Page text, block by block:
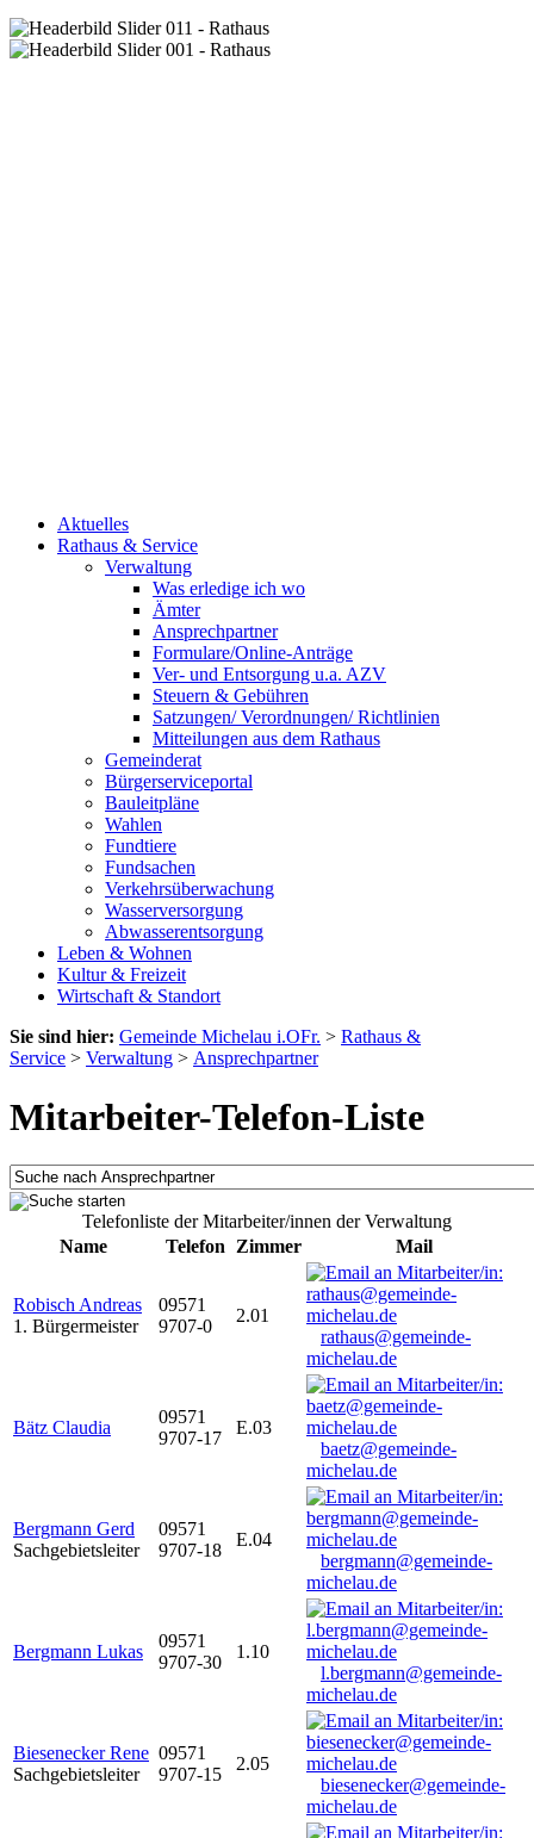
Aktuelles
Rathaus & Service
Verwaltung
Was erledige ich wo
Ämter
Ansprechpartner
Formulare/Online-Anträge
Ver- und Entsorgung u.a. AZV
Steuern & Gebühren
Satzungen/ Verordnungen/ Richtlinien
Mitteilungen aus dem Rathaus
Gemeinderat
Bürgerserviceportal
Bauleitpläne
Wahlen
Fundtiere
Fundsachen
Verkehrsüberwachung
Wasserversorgung
Abwasserentsorgung
Leben & Wohnen
Kultur & Freizeit
Wirtschaft & Standort
Sie sind hier: Gemeinde Michelau i.OFr. > Rathaus &
Service > Verwaltung > Ansprechpartner
Mitarbeiter-Telefon-Liste
Telefonliste der Mitarbeiter/innen der Verwaltung
Name
Telefon Zimmer Mail
Robisch Andreas
1. Bürgermeister
09571
9707-0
2.01
rathaus@gemeinde-
michelau.de
Bätz Claudia
09571
9707-17
E.03
baetz@gemeinde-
michelau.de
Bergmann Gerd
Sachgebietsleiter
09571
9707-18
E.04
bergmann@gemeinde-
michelau.de
Bergmann Lukas
09571
9707-30
1.10
l.bergmann@gemeinde-
michelau.de
Biesenecker Rene
Sachgebietsleiter
09571
9707-15
2.05
biesenecker@gemeinde-
michelau.de